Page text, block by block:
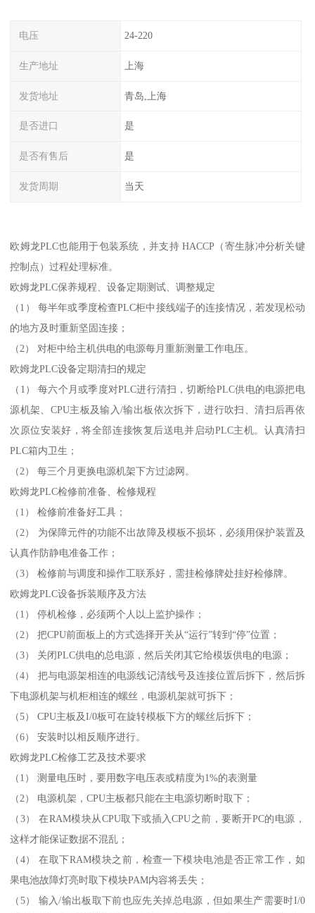
电压 24-220
生产地址 上海
发货地址 青岛,上海
是否进口 是
是否有售后 是
发货周期 当天
欧姆龙PLC也能用于包装系统，并支持 HACCP（寄生脉冲分析关键
控制点）过程处理标准。
欧姆龙PLC保养规程、设备定期测试、调整规定
（1） 每半年或季度检查PLC柜中接线端子的连接情况，若发现松动
的地方及时重新坚固连接；
（2） 对柜中给主机供电的电源每月重新测量工作电压。
欧姆龙PLC设备定期清扫的规定
（1） 每六个月或季度对PLC进行清扫，切断给PLC供电的电源把电
源机架、CPU主板及输入/输出板依次拆下，进行吹扫、清扫后再依
次原位安装好，将全部连接恢复后送电并启动PLC主机。认真清扫
PLC箱内卫生；
（2） 每三个月更换电源机架下方过滤网。
欧姆龙PLC检修前准备、检修规程
（1） 检修前准备好工具；
（2） 为保障元件的功能不出故障及模板不损坏，必须用保护装置及
认真作防静电准备工作；
（3） 检修前与调度和操作工联系好，需挂检修牌处挂好检修牌。
欧姆龙PLC设备拆装顺序及方法
（1） 停机检修，必须两个人以上监护操作；
（2） 把CPU前面板上的方式选择开关从“运行”转到“停”位置；
（3） 关闭PLC供电的总电源，然后关闭其它给模坂供电的电源；
（4） 把与电源架相连的电源线记清线号及连接位置后拆下，然后拆
下电源机架与机柜相连的螺丝，电源机架就可拆下；
（5） CPU主板及I/0板可在旋转模板下方的螺丝后拆下；
（6） 安装时以相反顺序进行。
欧姆龙PLC检修工艺及技术要求
（1） 测量电压时，要用数字电压表或精度为1%的表测量
（2） 电源机架，CPU主板都只能在主电源切断时取下；
（3） 在RAM模块从CPU取下或插入CPU之前，要断开PC的电源，
这样才能保证数据不混乱；
（4） 在取下RAM模块之前，检查一下模块电池是否正常工作，如
果电池故障灯亮时取下模块PAM内容将丢失；
（5） 输入/输出板取下前也应先关掉总电源，但如果生产需要时I/0